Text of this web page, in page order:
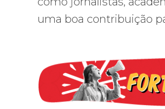
uma boa contribuição